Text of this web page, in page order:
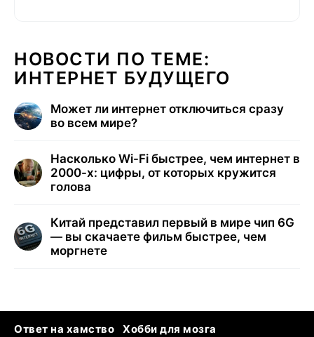
НОВОСТИ ПО ТЕМЕ:
ИНТЕРНЕТ БУДУЩЕГО
Может ли интернет отключиться сразу
во всем мире?
Насколько Wi-Fi быстрее, чем интернет в
2000-х: цифры, от которых кружится
голова
Китай представил первый в мире чип 6G
— вы скачаете фильм быстрее, чем
моргнете
Ответ на хамство
Хобби для мозга